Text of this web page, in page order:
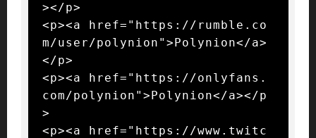
></p>
<p><a href="https://rumble.co
m/user/polynion">Polynion</a>
</p>
<p><a href="https://onlyfans.
com/polynion">Polynion</a></p
>
<p><a href="https://www.twitc